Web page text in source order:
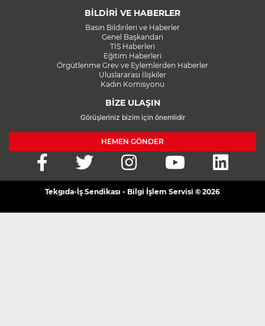
BİLDİRİ VE HABERLER
Basın Bildirileri ve Haberler
Genel Başkandan
TİS Haberleri
Eğitim Haberleri
Örgütlenme Grev ve Eylemlerden Haberler
Uluslararası İlişkiler
Kadın Komisyonu
BİZE ULAŞIN
Görüşleriniz bizim için önemlidir
HEMEN GÖNDER
Tekgıda-İş Sendikası - Bilgi İşlem Servisi © 2026